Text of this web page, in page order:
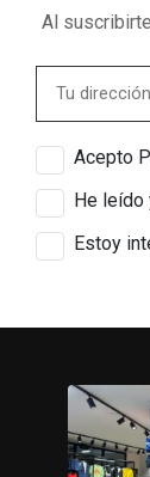
Al
Acepto
He leído
Estoy